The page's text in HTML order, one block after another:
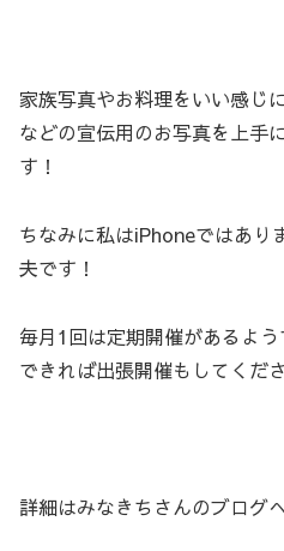
家族写真やお料理をいい感じ
などの宣伝用のお写真を上手
す！
ちなみに私はiPhoneではあり
夫です！
毎月1回は定期開催があるよ
できれば出張開催もしてくだ
詳細はみなきちさんのブログ